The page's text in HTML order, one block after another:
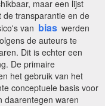
maar een lijst
transparantie en de
van bias werden
de auteurs te
Dit is echter een
De primaire
het gebruik van het
conceptuele basis voor
daarentegen waren